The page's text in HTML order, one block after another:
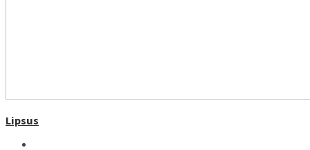
Lipsus